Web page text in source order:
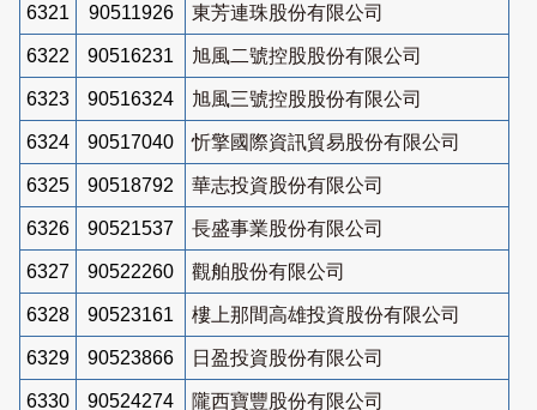
6321 90511926 東芳連珠股份有限公司
6322 90516231 旭風二號控股股份有限公司
6323 90516324 旭風三號控股股份有限公司
6324 90517040 忻擎國際資訊貿易股份有限公司
6325 90518792 華志投資股份有限公司
6326 90521537 長盛事業股份有限公司
6327 90522260 觀舶股份有限公司
6328 90523161 樓上那間高雄投資股份有限公司
6329 90523866 日盈投資股份有限公司
6330 90524274 隴西寶豐股份有限公司